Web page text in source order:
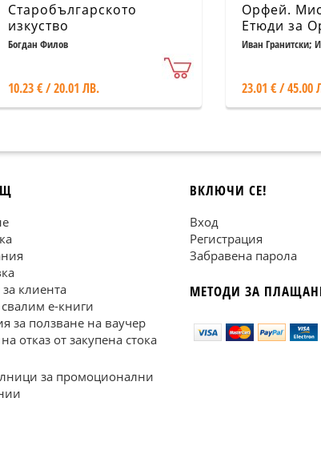
Старобългарското
изкуство
Богдан Филов
10.23 € / 20.01 ЛВ.
Орфей.
Етюди за
Иван Гранитски;
23.01 € / 45.00
клиента
е-книги
за ползване на ваучер
отказ от закупена стока
за промоционални
ВКЛЮЧИ СЕ!
Вход
Регистрация
Забравена парола
МЕТОДИ ЗА